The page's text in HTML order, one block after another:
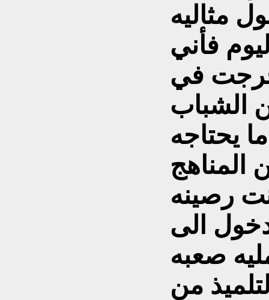
مثاليه
فأني
في
الشباب
يحتاجه
المناهج
رصينه
الى
صعبه
من